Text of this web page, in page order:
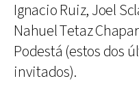
Ignacio Ruiz, Joel
Nahuel Tetaz
Podestá (estos dos
invitados).